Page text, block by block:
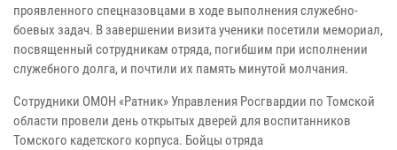
проявленного спецназовцами в ходе выполнения служебно-
боевых задач. В завершении визита ученики посетили мемориал,
посвященный сотрудникам отряда, погибшим при исполнении
служебного долга, и почтили их память минутой молчания.
Сотрудники ОМОН «Ратник» Управления Росгвардии по Томской
области провели день открытых дверей для воспитанников
Томского кадетского корпуса. Бойцы отряда